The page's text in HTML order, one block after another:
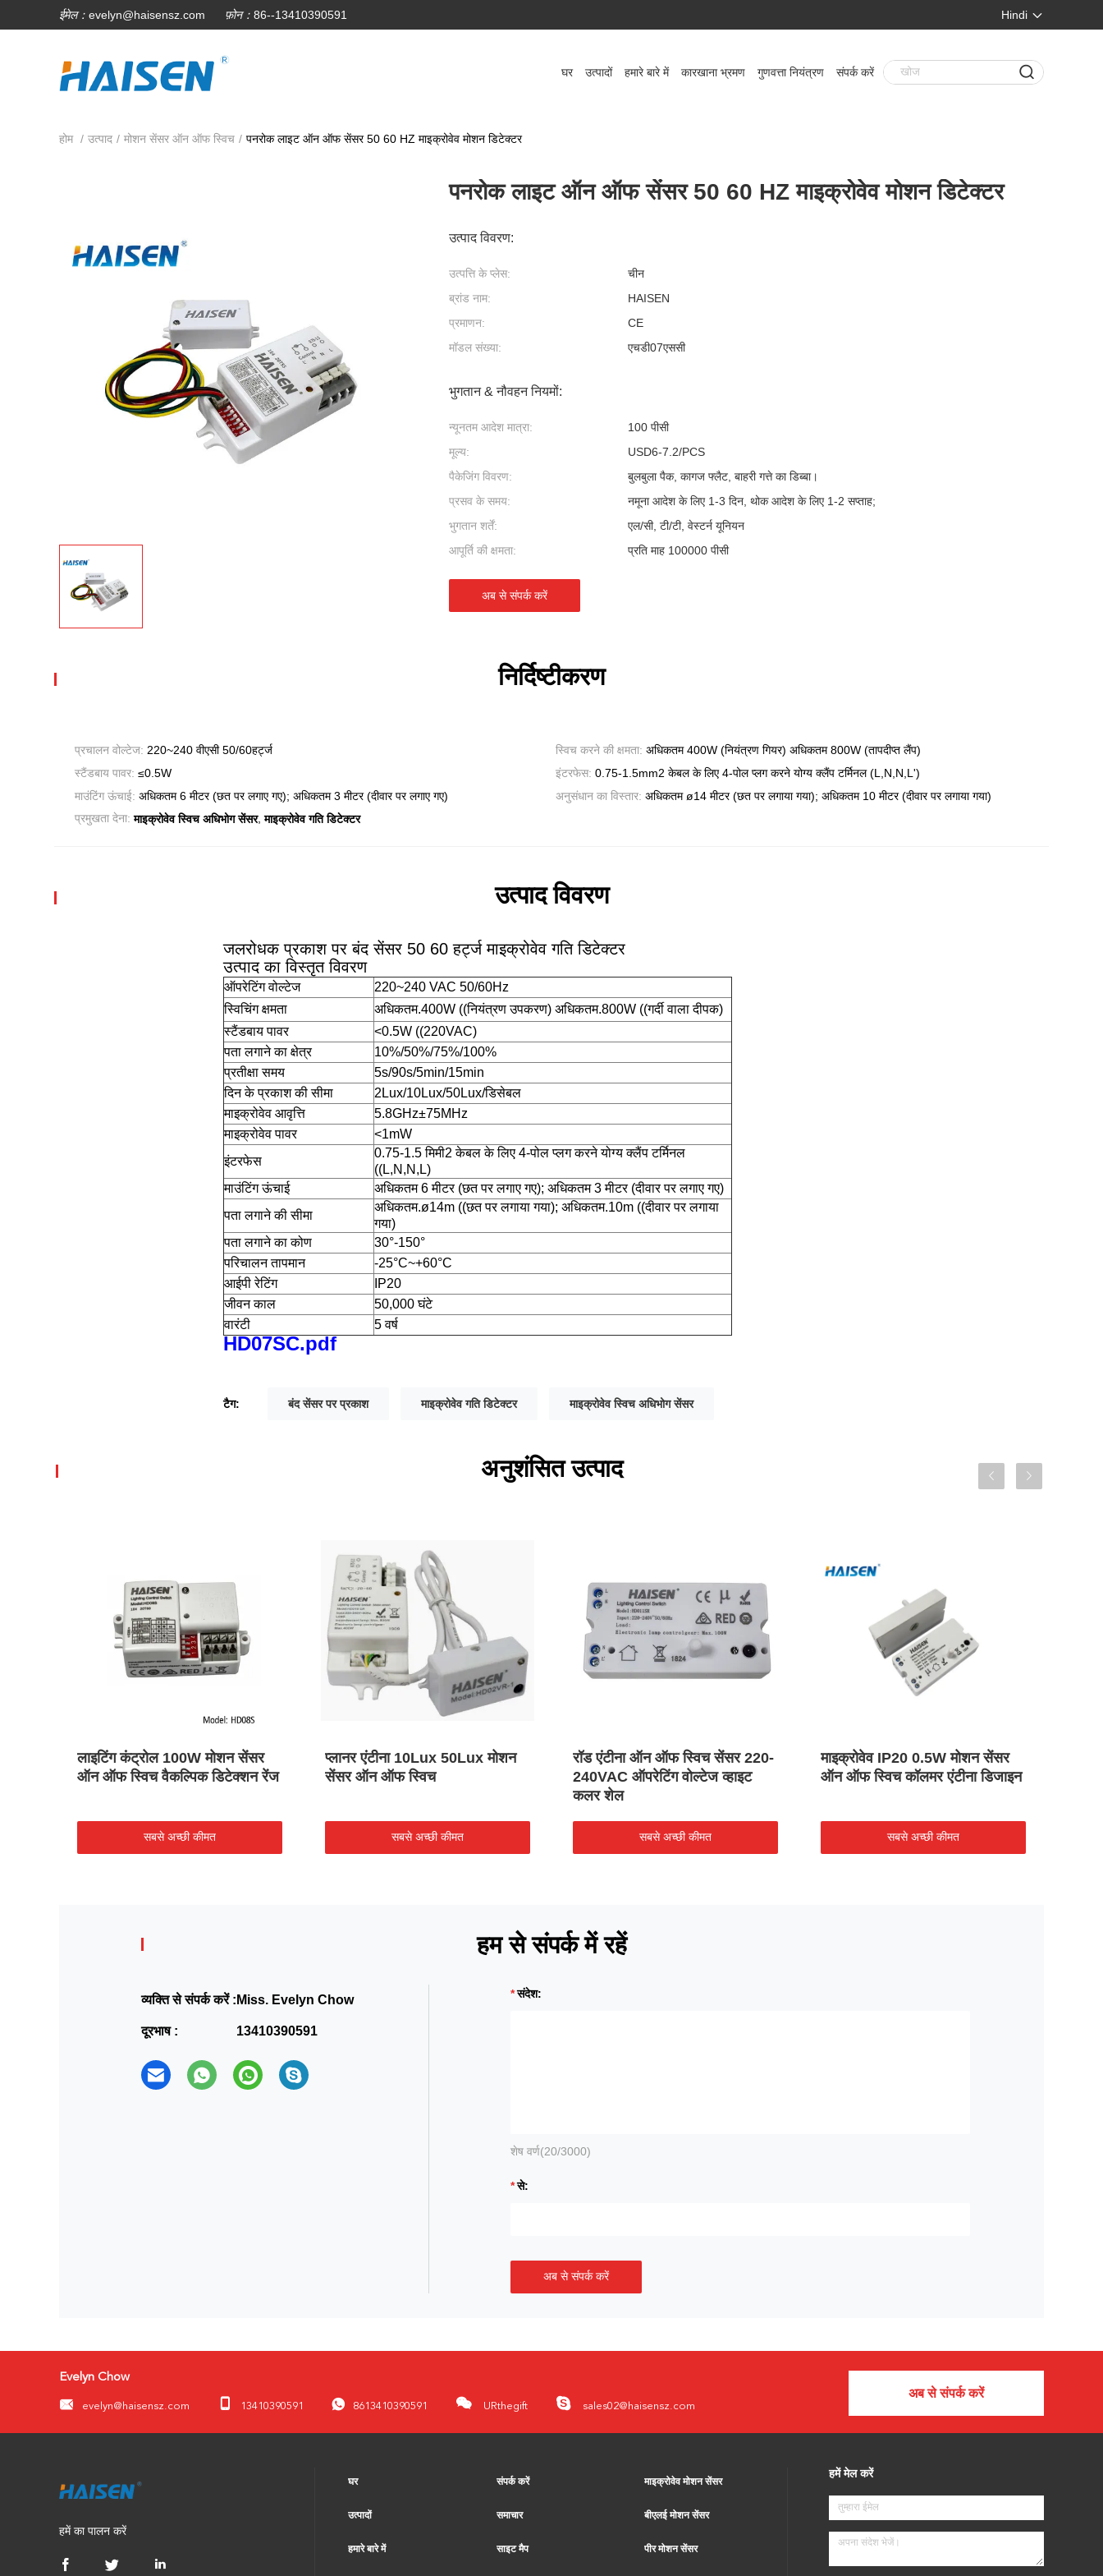
ईमेल： evelyn@haisensz.com फ़ोन： 86--13410390591 Hindi
घर उत्पादों हमारे बारे में कारखाना भ्रमण गुणवत्ता नियंत्रण संपर्क करें
होम / उत्पाद / मोशन सेंसर ऑन ऑफ स्विच / पनरोक लाइट ऑन ऑफ सेंसर 50 60 HZ माइक्रोवेव मोशन डिटेक्टर
पनरोक लाइट ऑन ऑफ सेंसर 50 60 HZ माइक्रोवेव मोशन डिटेक्टर
उत्पाद विवरण:
उत्पत्ति के प्लेस:
चीन
ब्रांड नाम:
HAISEN
प्रमाणन:
CE
मॉडल संख्या:
एचडी07एससी
भुगतान & नौवहन नियमों:
न्यूनतम आदेश मात्रा:
100 पीसी
मूल्य:
USD6-7.2/PCS
पैकेजिंग विवरण:
बुलबुला पैक, कागज फ्लैट, बाहरी गत्ते का डिब्बा।
प्रसव के समय:
नमूना आदेश के लिए 1-3 दिन, थोक आदेश के लिए 1-2 सप्ताह;
भुगतान शर्तें:
एल/सी, टी/टी, वेस्टर्न यूनियन
आपूर्ति की क्षमता:
प्रति माह 100000 पीसी
अब से संपर्क करें
निर्दिष्टीकरण
प्रचालन वोल्टेज: 220~240 वीएसी 50/60हर्ट्ज स्विच करने की क्षमता: अधिकतम 400W (नियंत्रण गियर) अधिकतम 800W (तापदीप्त लैंप)
स्टैंडबाय पावर: ≤0.5W इंटरफेस: 0.75-1.5mm2 केबल के लिए 4-पोल प्लग करने योग्य क्लैंप टर्मिनल (L,N,N,L')
माउंटिंग ऊंचाई: अधिकतम 6 मीटर (छत पर लगाए गए); अधिकतम 3 मीटर (दीवार पर लगाए गए) अनुसंधान का विस्तार: अधिकतम ø14 मीटर (छत पर लगाया गया); अधिकतम 10 मीटर (दीवार पर लगाया गया)
प्रमुखता देना:माइक्रोवेव स्विच अधिभोग सेंसर,माइक्रोवेव गति डिटेक्टर
उत्पाद विवरण
जलरोधक प्रकाश पर बंद सेंसर 50 60 हर्ट्ज माइक्रोवेव गति डिटेक्टर
उत्पाद का विस्तृत विवरण
ऑपरेटिंग वोल्टेज
220~240 VAC 50/60Hz
स्विचिंग क्षमता
अधिकतम.400W ((नियंत्रण उपकरण) अधिकतम.800W ((गर्दी वाला दीपक)
स्टैंडबाय पावर
<0.5W ((220VAC)
पता लगाने का क्षेत्र
10%/50%/75%/100%
प्रतीक्षा समय
5s/90s/5min/15min
दिन के प्रकाश की सीमा
2Lux/10Lux/50Lux/डिसेबल
माइक्रोवेव आवृत्ति
5.8GHz±75MHz
माइक्रोवेव पावर
<1mW
इंटरफेस
0.75-1.5 मिमी2 केबल के लिए 4-पोल प्लग करने योग्य क्लैंप टर्मिनल
((L,N,N,L)
माउंटिंग ऊंचाई
अधिकतम 6 मीटर (छत पर लगाए गए); अधिकतम 3 मीटर (दीवार पर लगाए गए)
पता लगाने की सीमा
अधिकतम.ø14m ((छत पर लगाया गया); अधिकतम.10m ((दीवार पर लगाया
गया)
पता लगाने का कोण
30°-150°
परिचालन तापमान
-25°C~+60°C
आईपी रेटिंग
IP20
जीवन काल
50,000 घंटे
वारंटी
5 वर्ष
HD07SC.pdf
टैग: बंद सेंसर पर प्रकाश माइक्रोवेव गति डिटेक्टर माइक्रोवेव स्विच अधिभोग सेंसर
अनुशंसित उत्पाद
लाइटिंग कंट्रोल 100W मोशन सेंसर
ऑन ऑफ स्विच वैकल्पिक डिटेक्शन रेंज
सबसे अच्छी कीमत
प्लानर एंटीना 10Lux 50Lux मोशन
सेंसर ऑन ऑफ स्विच
सबसे अच्छी कीमत
रॉड एंटीना ऑन ऑफ स्विच सेंसर 220-
240VAC ऑपरेटिंग वोल्टेज व्हाइट
कलर शेल
सबसे अच्छी कीमत
माइक्रोवेव IP20 0.5W मोशन सेंसर
ऑन ऑफ स्विच कॉलमर एंटीना डिजाइन
सबसे अच्छी कीमत
हम से संपर्क में रहें
व्यक्ति से संपर्क करें : Miss. Evelyn Chow
दूरभाष : 13410390591
संदेश:
शेष वर्ण(20/3000)
से:
अब से संपर्क करें
Evelyn Chow
evelyn@haisensz.com 13410390591 8613410390591 URthegift sales02@haisensz.com
अब से संपर्क करें
हमें का पालन करें
घर
उत्पादों
हमारे बारे में
संपर्क करें
समाचार
साइट मैप
माइक्रोवेव मोशन सेंसर
बीएलई मोशन सेंसर
पीर मोशन सेंसर
हमें मेल करें